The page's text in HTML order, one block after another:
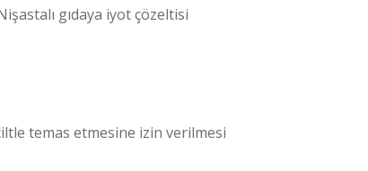
gıdaya iyot çözeltisi
temas etmesine izin verilmesi